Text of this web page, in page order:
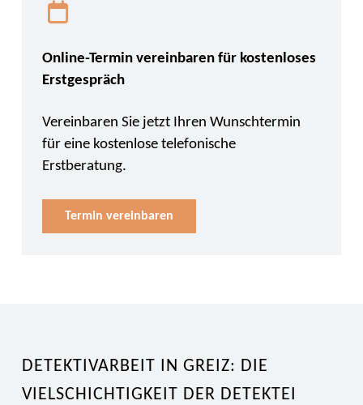
Online-Termin vereinbaren für kostenloses
Erstgespräch
Vereinbaren Sie jetzt Ihren Wunschtermin
für eine kostenlose telefonische
Erstberatung.
Termin vereinbaren
DETEKTIVARBEIT IN GREIZ: DIE
VIELSCHICHTIGKEIT DER DETEKTEI